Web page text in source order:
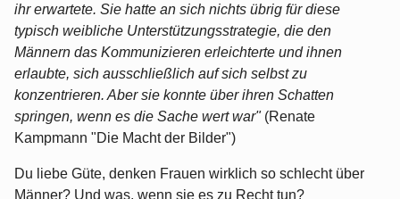
ihr erwartete. Sie hatte an sich nichts übrig für diese
typisch weibliche Unterstützungsstrategie, die den
Männern das Kommunizieren erleichterte und ihnen
erlaubte, sich ausschließlich auf sich selbst zu
konzentrieren. Aber sie konnte über ihren Schatten
springen, wenn es die Sache wert war" (Renate
Kampmann "Die Macht der Bilder")
Du liebe Güte, denken Frauen wirklich so schlecht über
Männer? Und was, wenn sie es zu Recht tun?